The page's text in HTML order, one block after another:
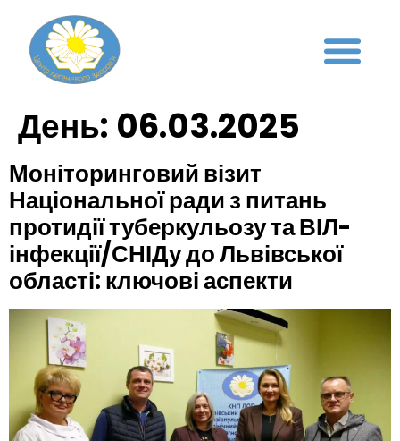
День: 06.03.2025
Моніторинговий візит
Національної ради з питань
протидії туберкульозу та ВІЛ-
інфекції/СНІДу до Львівської
області: ключові аспекти